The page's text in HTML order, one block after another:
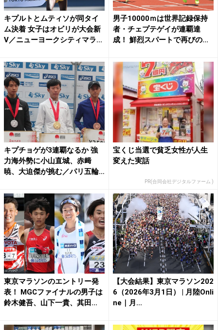
キプルトとムティソが同タイ
ム決着 女子はオビリが大会新
V／ニューヨークシティマラ...
男子10000ｍは世界記録保持
者・チェプテゲイが連覇達
成！ 鮮烈スパートで再びの...
キプチョゲが3連覇なるか 強
力海外勢に小山直城、赤﨑
暁、大迫傑が挑む／パリ五輪
宝くじ当選で貧乏女性が人生
変えた実話
PR(合同会社デジタルファーム )
東京マラソンのエントリー発
表！ MGCファイナルの男子は
鈴木健吾、山下一貴、其田...
【大会結果】東京マラソン202
6（2026年3月1日） | 月陸Onli
ne｜月...